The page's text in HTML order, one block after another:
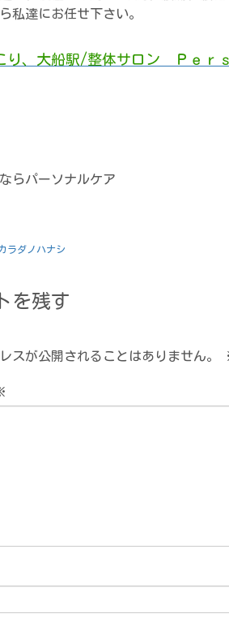
私達にお任せ下さい。
り、大船駅/整体サロン Ｐｅｒ
らパーソナルケア
ラダノハナシ
を残す
スが公開されることはありません。